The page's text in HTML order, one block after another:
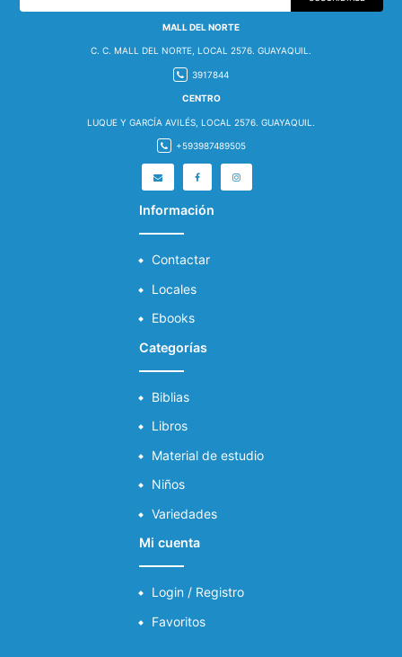
MALL DEL NORTE
C. C. MALL DEL NORTE, LOCAL 2576. GUAYAQUIL.
3917844
CENTRO
LUQUE Y GARCÍA AVILÉS, LOCAL 2576. GUAYAQUIL.
+593987489505
Información
Contactar
Locales
Ebooks
Categorías
Biblias
Libros
Material de estudio
Niños
Variedades
Mi cuenta
Login / Registro
Favoritos